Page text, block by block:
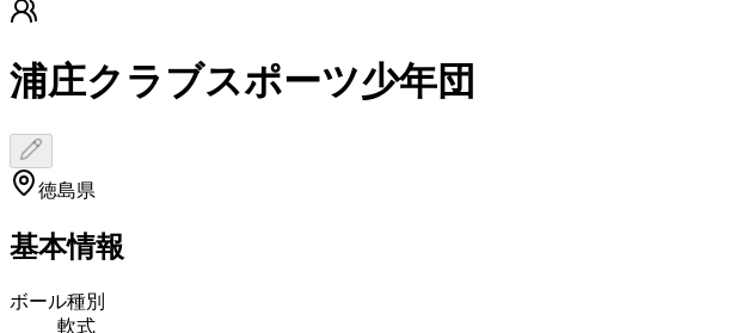
浦庄クラブスポーツ少年団
徳島県
基本情報
ボール種別
軟式